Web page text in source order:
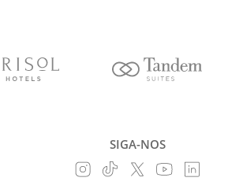
SIGA-NOS